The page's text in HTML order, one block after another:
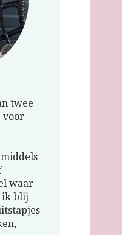
twee
voor
waar
ik blij